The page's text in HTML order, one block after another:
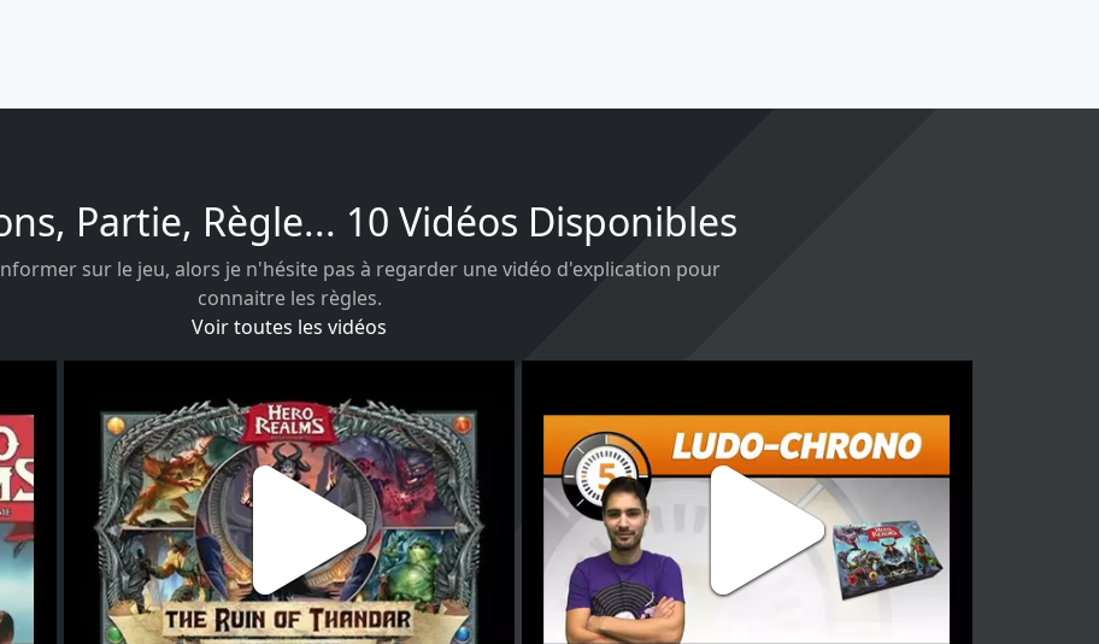
Partie, Règle... 10 Vidéos Disponibles
sur le jeu, alors je n'hésite pas à regarder une vidéo d'explication pour
connaitre les règles.
Voir toutes les vidéos